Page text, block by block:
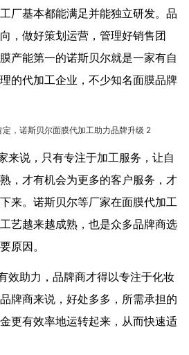
厂基本都能满足并能独立研发。品
，做好策划运营，管理好销售团
产能第一的诺斯贝尔就是一家有自
的代加工企业，不少知名面膜品牌
来说，只有专注于加工服务，让自
，才有机会为更多的客户服务，才
来。诺斯贝尔等厂家在面膜代加工
艺越来越成熟，也是众多品牌商选
原因。
效助力，品牌商才得以专注于化妆
牌商来说，好处多多，所需承担的
更有效率地运转起来，从而快速适